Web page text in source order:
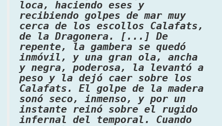
loca, haciendo eses y
recibiendo golpes de mar muy
cerca de los escollos Calafats,
de la Dragonera. [...] De
repente, la gambera se quedó
inmóvil, y una gran ola, ancha
y negra, poderosa, la levantó a
peso y la dejó caer sobre los
Calafats. El golpe de la madera
sonó seco, inmenso, y por un
instante reinó sobre el rugido
infernal del temporal. Cuando